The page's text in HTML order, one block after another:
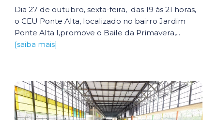
Dia 27 de outubro, sexta-feira, das 19 às 21 horas,
o CEU Ponte Alta, localizado no bairro Jardim
Ponte Alta I,promove o Baile da Primavera,...
[saiba mais]